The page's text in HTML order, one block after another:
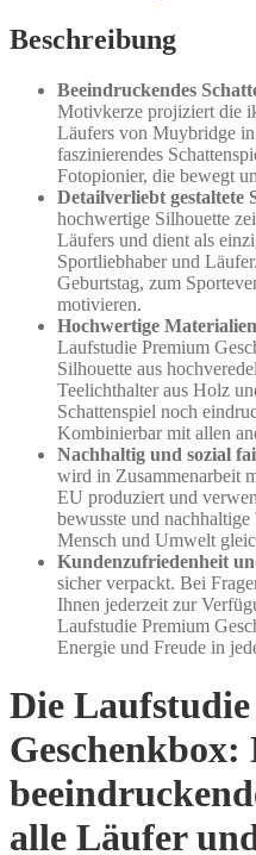
Beschreibung
Beeindruckendes
Motivkerze projiziert die
Läufers von Muybridge
faszinierendes
Fotopionier, die bewegt
Detailverliebt gestaltete
hochwertige Silhouette
Läufers und dient als
Sportliebhaber und
Geburtstag, zum
motivieren.
Hochwertige
Laufstudie Premium
Silhouette aus
Teelichthalter aus Holz
Schattenspiel noch
Kombinierbar mit allen
Nachhaltig und sozial
wird in Zusammenarbeit
EU produziert und
bewusste und
Mensch und Umwelt
Kundenzufriedenheit
sicher verpackt. Bei
Ihnen jederzeit zur
Laufstudie Premium
Energie und Freude in
Die
Geschenkbox:
alle Läufer